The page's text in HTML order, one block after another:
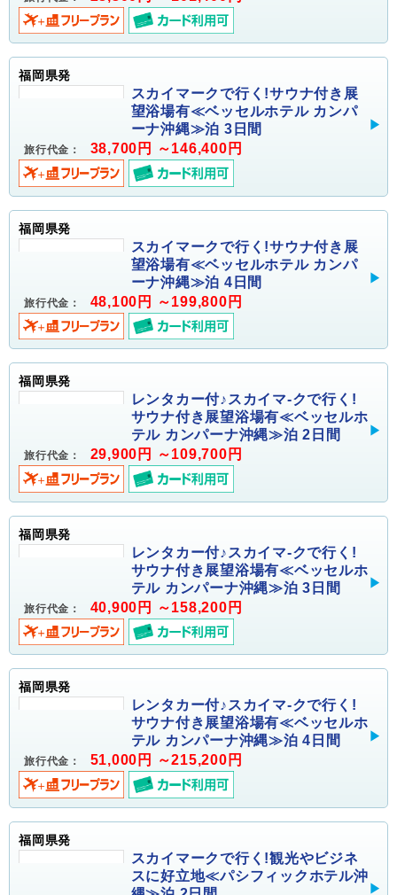
福岡県発
スカイマークで行く!サウナ付き展
望浴場有≪ベッセルホテル カンパ
ーナ沖縄≫泊 3日間
旅行代金： 38,700円 ～146,400円
福岡県発
スカイマークで行く!サウナ付き展
望浴場有≪ベッセルホテル カンパ
ーナ沖縄≫泊 4日間
旅行代金： 48,100円 ～199,800円
福岡県発
レンタカー付♪スカイマ-クで行く!
サウナ付き展望浴場有≪ベッセルホ
テル カンパーナ沖縄≫泊 2日間
旅行代金： 29,900円 ～109,700円
福岡県発
レンタカー付♪スカイマ-クで行く!
サウナ付き展望浴場有≪ベッセルホ
テル カンパーナ沖縄≫泊 3日間
旅行代金： 40,900円 ～158,200円
福岡県発
レンタカー付♪スカイマ-クで行く!
サウナ付き展望浴場有≪ベッセルホ
テル カンパーナ沖縄≫泊 4日間
旅行代金： 51,000円 ～215,200円
福岡県発
スカイマークで行く!観光やビジネ
スに好立地≪パシフィックホテル沖